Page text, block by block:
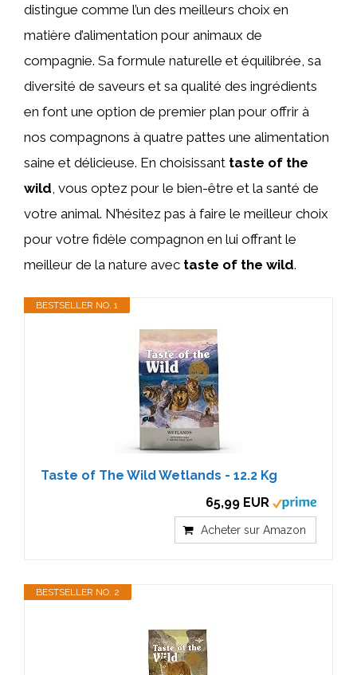
distingue comme l’un des meilleurs choix en
matière d’alimentation pour animaux de
compagnie. Sa formule naturelle et équilibrée, sa
diversité de saveurs et sa qualité des ingrédients
en font une option de premier plan pour offrir à
nos compagnons à quatre pattes une alimentation
saine et délicieuse. En choisissant taste of the
wild , vous optez pour le bien-être et la santé de
votre animal. N’hésitez pas à faire le meilleur choix
pour votre fidèle compagnon en lui offrant le
meilleur de la nature avec taste of the wild.
BESTSELLER NO. 1
Taste of The Wild Wetlands - 12.2 Kg
65,99 EUR
Acheter sur Amazon
BESTSELLER NO. 2